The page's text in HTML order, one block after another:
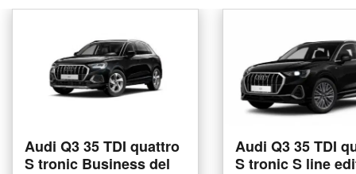
Audi Q3 35 TDI quattro
S tronic Business del
Audi Q3 35 TDI
S tronic S line